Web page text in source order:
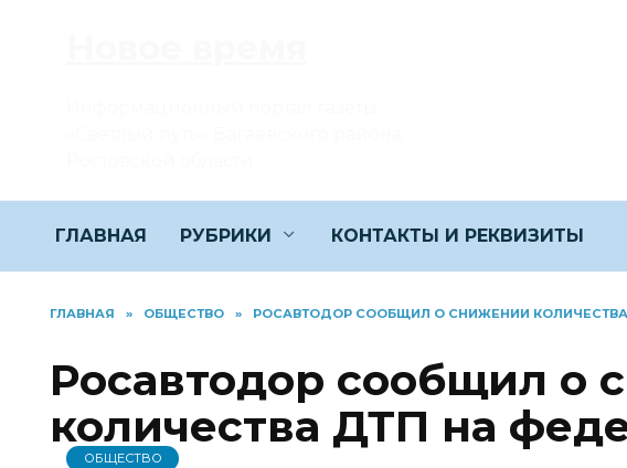
ГЛАВНАЯ РУБРИКИ КОНТАКТЫ И РЕКВИЗИТЫ
ГЛАВНАЯ » ОБЩЕСТВО » РОСАВТОДОР СООБЩИЛ О СНИЖЕНИИ
Росавтодор сообщил о
количества ДТП на
ОБЩЕСТВО